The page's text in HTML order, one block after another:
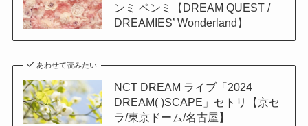
ンミ ペンミ【DREAM QUEST /
DREAMIES’ Wonderland】
あわせて読みたい
NCT DREAM ライブ「2024
DREAM( )SCAPE」セトリ【京セ
ラ/東京ドーム/名古屋】